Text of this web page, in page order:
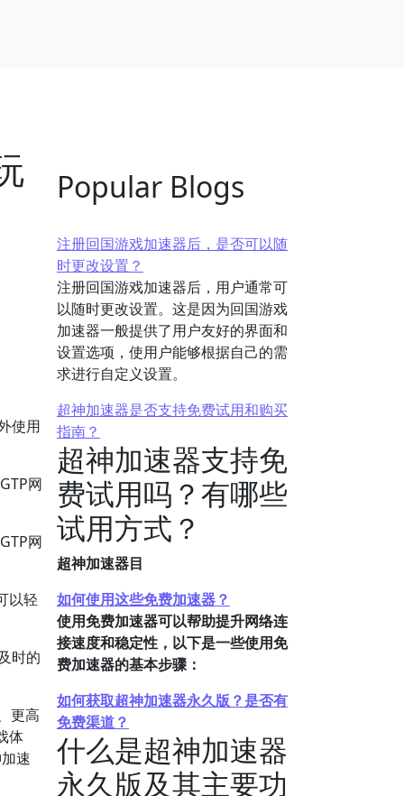
使用
网
网
以轻
时的
更高
体
速
Popular Blogs
注册回国游戏加速器后，是否可以随
时更改设置？
注册回国游戏加速器后，用户通常可
以随时更改设置。这是因为回国游戏
加速器一般提供了用户友好的界面和
设置选项，使用户能够根据自己的需
求进行自定义设置。
超神加速器是否支持免费试用和购买
指南？
超神加速器支持免
费试用吗？有哪些
试用方式？
超神加速器目
如何使用这些免费加速器？
使用免费加速器可以帮助提升网络连
接速度和稳定性，以下是一些使用免
费加速器的基本步骤：
如何获取超神加速器永久版？是否有
免费渠道？
什么是超神加速器
永久版及其主要功